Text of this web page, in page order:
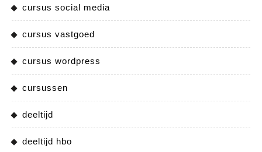
cursus social media
cursus vastgoed
cursus wordpress
cursussen
deeltijd
deeltijd hbo